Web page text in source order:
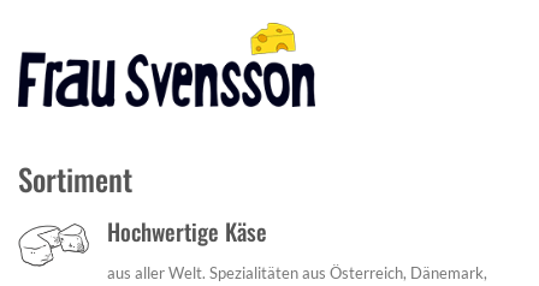
Sortiment
Hochwertige Käse
aus aller Welt. Spezialitäten aus Österreich, Dänemark,